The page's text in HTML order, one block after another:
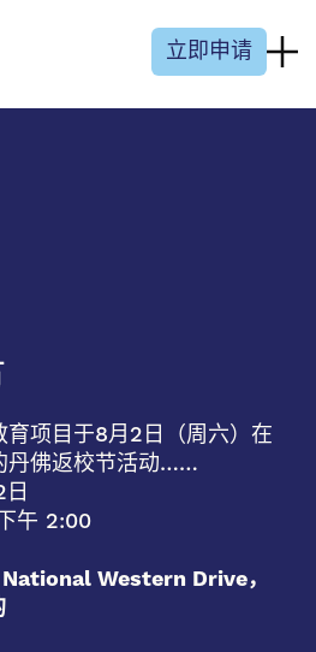
立即申请
项目于8月2日（周六）在
丹佛返校节活动……
午 2:00
Western Drive，